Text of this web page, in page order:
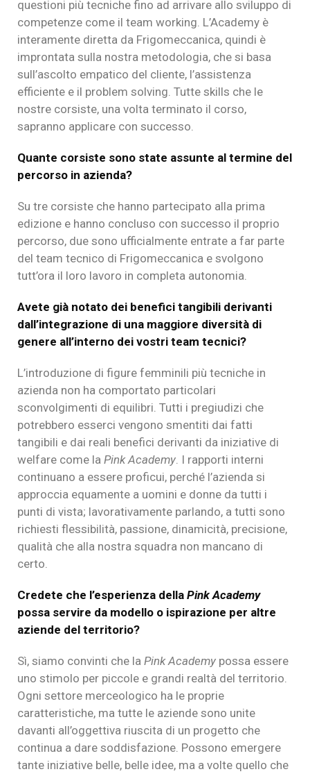
questioni più tecniche fino ad arrivare allo sviluppo di
competenze come il team working. L’Academy è
interamente diretta da Frigomeccanica, quindi è
improntata sulla nostra metodologia, che si basa
sull’ascolto empatico del cliente, l’assistenza
efficiente e il problem solving. Tutte skills che le
nostre corsiste, una volta terminato il corso,
sapranno applicare con successo.
Quante corsiste sono state assunte al termine del
percorso in azienda?
Su tre corsiste che hanno partecipato alla prima
edizione e hanno concluso con successo il proprio
percorso, due sono ufficialmente entrate a far parte
del team tecnico di Frigomeccanica e svolgono
tutt’ora il loro lavoro in completa autonomia.
Avete già notato dei benefici tangibili derivanti
dall’integrazione di una maggiore diversità di
genere all’interno dei vostri team tecnici?
L’introduzione di figure femminili più tecniche in
azienda non ha comportato particolari
sconvolgimenti di equilibri. Tutti i pregiudizi che
potrebbero esserci vengono smentiti dai fatti
tangibili e dai reali benefici derivanti da iniziative di
welfare come la Pink Academy . I rapporti interni
continuano a essere proficui, perché l’azienda si
approccia equamente a uomini e donne da tutti i
punti di vista; lavorativamente parlando, a tutti sono
richiesti flessibilità, passione, dinamicità, precisione,
qualità che alla nostra squadra non mancano di
certo.
Credete che l’esperienza della Pink Academy
possa servire da modello o ispirazione per altre
aziende del territorio?
Sì, siamo convinti che la Pink Academy possa essere
uno stimolo per piccole e grandi realtà del territorio.
Ogni settore merceologico ha le proprie
caratteristiche, ma tutte le aziende sono unite
davanti all’oggettiva riuscita di un progetto che
continua a dare soddisfazione. Possono emergere
tante iniziative belle, belle idee, ma a volte quello che